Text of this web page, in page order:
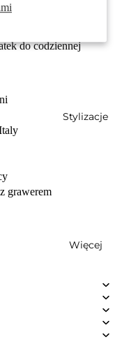
Stylizacje
Więcej
do graweru. Prosty,
i będzie
z wysokiej
do codziennej
grawerem